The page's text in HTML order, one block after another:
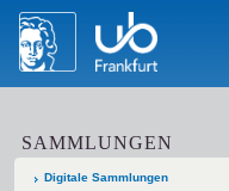
SAMMLUNGEN
Digitale Sammlungen